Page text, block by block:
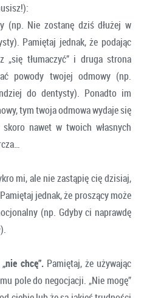
(np. Nie zostanę dziś dłużej w
Pamiętaj jednak, że podając
„się tłumaczyć” i druga strona
powody twojej odmowy (np.
do dentysty). Ponadto im
tym twoja odmowa wydaje się
nawet w twoich własnych
mi, ale nie zastąpię cię dzisiaj,
jednak, że proszący może
(np. Gdyby ci naprawdę
chcę”. Pamiętaj, że używając
pole do negocjacji. „Nie mogę”